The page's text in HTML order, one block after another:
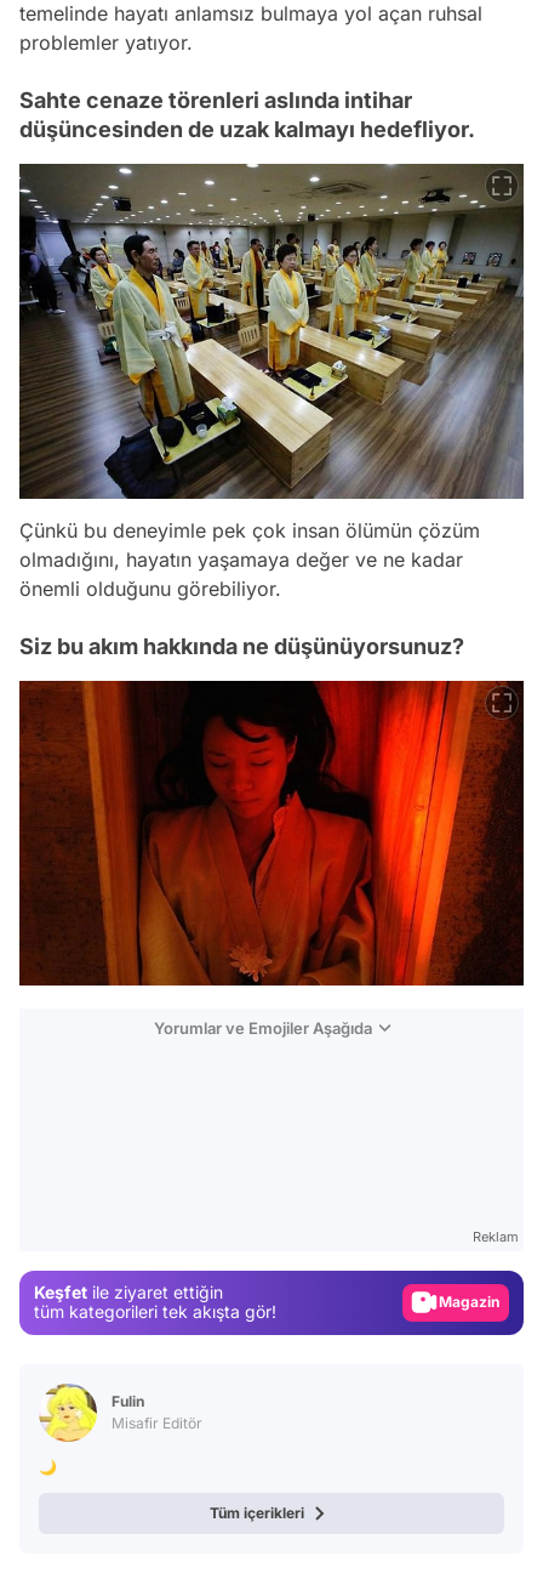
temelinde hayatı anlamsız bulmaya yol açan ruhsal
problemler yatıyor.
Sahte cenaze törenleri aslında intihar
düşüncesinden de uzak kalmayı hedefliyor.
Çünkü bu deneyimle pek çok insan ölümün çözüm
olmadığını, hayatın yaşamaya değer ve ne kadar
önemli olduğunu görebiliyor.
Siz bu akım hakkında ne düşünüyorsunuz?
Yorumlar ve Emojiler Aşağıda
Reklam
Keşfet ile ziyaret ettiğin
tüm kategorileri tek akışta gör!
Video
Fulin
Misafir Editör
🌙
Tüm içerikleri